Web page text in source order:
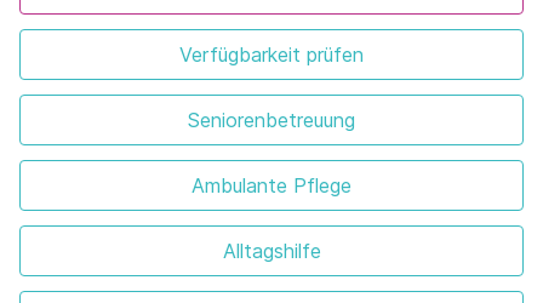
Verfügbarkeit prüfen
Seniorenbetreuung
Ambulante Pflege
Alltagshilfe